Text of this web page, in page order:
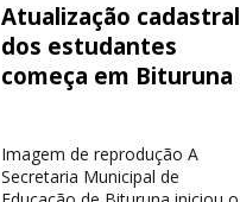
Atualização cadastral
dos estudantes
começa em Bituruna
Imagem de reprodução A
Secretaria Municipal de